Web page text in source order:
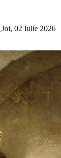
Joi, 02 Iulie 2026